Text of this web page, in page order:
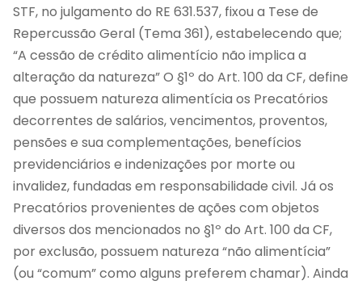
STF, no julgamento do RE 631.537, fixou a Tese de
Repercussão Geral (Tema 361), estabelecendo que;
“A cessão de crédito alimentício não implica a
alteração da natureza” O §1º do Art. 100 da CF, define
que possuem natureza alimentícia os Precatórios
decorrentes de salários, vencimentos, proventos,
pensões e sua complementações, benefícios
previdenciários e indenizações por morte ou
invalidez, fundadas em responsabilidade civil. Já os
Precatórios provenientes de ações com objetos
diversos dos mencionados no §1º do Art. 100 da CF,
por exclusão, possuem natureza “não alimentícia”
(ou “comum” como alguns preferem chamar). Ainda